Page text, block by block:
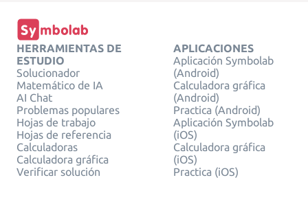
HERRAMIENTAS DE
ESTUDIO
Solucionador
Matemático de IA
AI Chat
Problemas populares
Hojas de trabajo
Hojas de referencia
Calculadoras
Calculadora gráfica
Verificar solución
APLICACIONES
Aplicación Symbolab
(Android)
Calculadora gráfica
(Android)
Practica (Android)
Aplicación Symbolab
(iOS)
Calculadora gráfica
(iOS)
Practica (iOS)